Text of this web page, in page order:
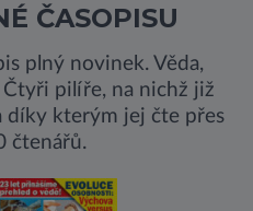
ČASOPISU
plný novinek. Věda,
pilíře, na nichž již
díky kterým jej čte přes
čtenářů.